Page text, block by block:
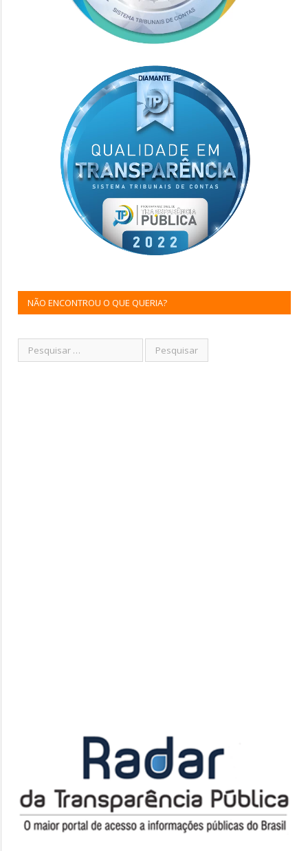
NÃO ENCONTROU O QUE QUERIA?